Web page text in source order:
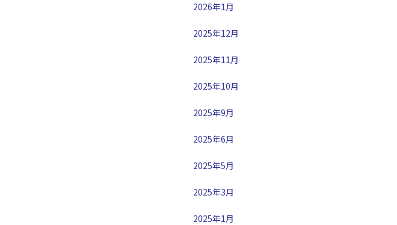
2026年1月
2025年12月
2025年11月
2025年10月
2025年9月
2025年6月
2025年5月
2025年3月
2025年1月